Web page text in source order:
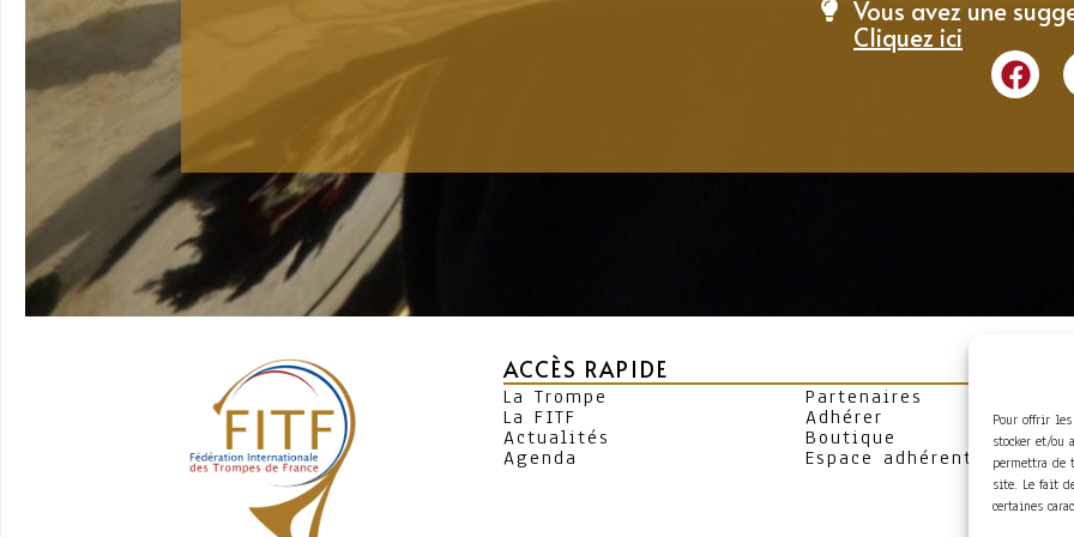
Pour offrir
stocker et/ou
permettra de
site. Le fait
certaines
Vous avez une
Cliquez ici
ACCÈS RAPIDE
La Trompe
La FITF
Actualités
Agenda
Partenaires
Adhérer
Boutique
Espace adhérent